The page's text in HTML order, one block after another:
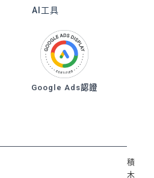
AI工具
Google Ads認證
積
木